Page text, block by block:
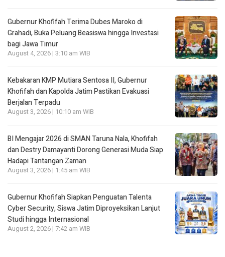
Gubernur Khofifah Terima Dubes Maroko di
Grahadi, Buka Peluang Beasiswa hingga Investasi
bagi Jawa Timur
August 4, 2026 | 3:10 am WIB
Kebakaran KMP Mutiara Sentosa II, Gubernur
Khofifah dan Kapolda Jatim Pastikan Evakuasi
Berjalan Terpadu
August 3, 2026 | 10:10 am WIB
BI Mengajar 2026 di SMAN Taruna Nala, Khofifah
dan Destry Damayanti Dorong Generasi Muda Siap
Hadapi Tantangan Zaman
August 3, 2026 | 1:45 am WIB
Gubernur Khofifah Siapkan Penguatan Talenta
Cyber Security, Siswa Jatim Diproyeksikan Lanjut
Studi hingga Internasional
August 2, 2026 | 7:42 am WIB